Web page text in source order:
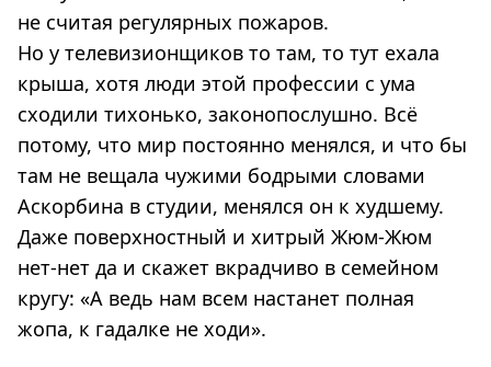
не считая регулярных пожаров.
Но у телевизионщиков то там, то тут ехала
крыша, хотя люди этой профессии с ума
сходили тихонько, законопослушно. Всё
потому, что мир постоянно менялся, и что бы
там не вещала чужими бодрыми словами
Аскорбина в студии, менялся он к худшему.
Даже поверхностный и хитрый Жюм-Жюм
нет-нет да и скажет вкрадчиво в семейном
кругу: «А ведь нам всем настанет полная
жопа, к гадалке не ходи».